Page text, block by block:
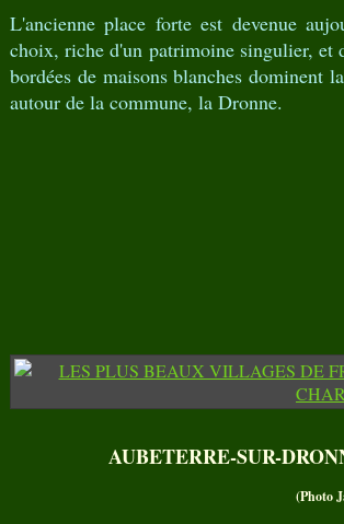
L'ancienne place forte est devenue
choix, riche d'un patrimoine singulier, et
bordées de maisons blanches
autour de la commune, la Dronne.
AUBETERRE-SUR-
(Photo